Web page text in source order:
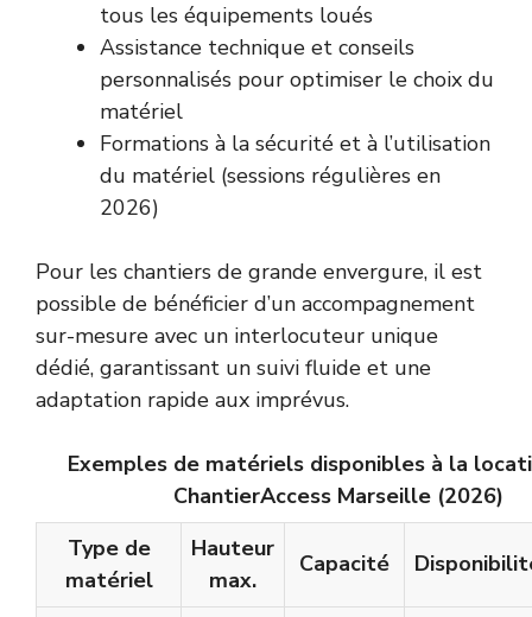
tous les équipements loués
Assistance technique et conseils
personnalisés pour optimiser le choix du
matériel
Formations à la sécurité et à l’utilisation
du matériel (sessions régulières en
2026)
Pour les chantiers de grande envergure, il est
possible de bénéficier d’un accompagnement
sur-mesure avec un interlocuteur unique
dédié, garantissant un suivi fluide et une
adaptation rapide aux imprévus.
Exemples de matériels disponibles à la
ChantierAccess Marseille (2026)
Type de
matériel
Hauteur
max.
Capacité